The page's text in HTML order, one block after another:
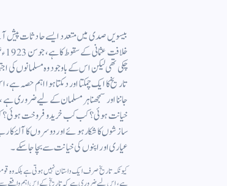
بیسویں صدی میں متعدد ایسے حادثات پیش
چکی تھی لیکن اس کے باوجود وہ مسلمانوں کی
تاریخ کا ایک چمکتا اور دمکتا ہوا اہم
جاننا اور سمجھنا ہر مسلمان کے لیے ضروری
خیانت ہوئی؟ کب کب خرید و فروخت ہوئی؟
سازشوں کا شکار ہوئے اور دوسروں کا آلۂ
عیاری اور اپنوں کی خیانت سے بچا جا سکے۔
کیونکہ تاریخ صرف ایک داستان نہیں ہوتی ہے بلکہ وہ